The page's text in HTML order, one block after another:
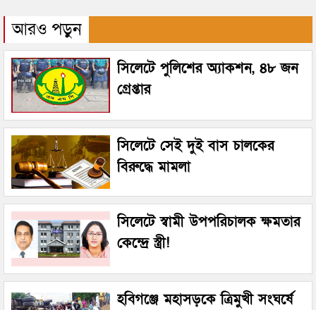
আরও পড়ুন
সিলেটে পুলিশের অ্যাকশন, ৪৮ জন
গ্রেপ্তার
সিলেটে সেই দুই বাস চালকের
বিরুদ্ধে মামলা
সিলেটে স্বামী উপপরিচালক ক্ষমতার
কেন্দ্রে স্ত্রী!
হবিগঞ্জে মহাসড়কে ত্রিমুখী সংঘর্ষে